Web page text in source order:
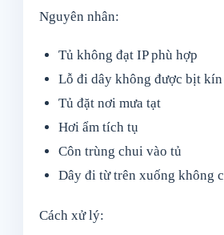
Nguyên nhân:
Tủ không đạt IP phù hợp
Lỗ đi dây không được bịt kín
Tủ đặt nơi mưa tạt
Hơi ẩm tích tụ
Côn trùng chui vào tủ
Dây đi từ trên xuống không
Cách xử lý: